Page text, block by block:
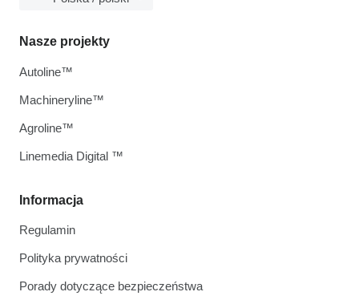
Informacja
Regulamin
Polityka prywatności
Porady dotyczące bezpieczeństwa
Nasze projekty
Autoline™
Machineryline™
Agroline™
Linemedia Digital ™